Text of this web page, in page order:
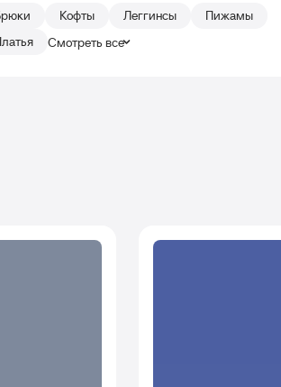
Брюки Кофты Леггинсы
Пижамы
Платья
Смотреть все